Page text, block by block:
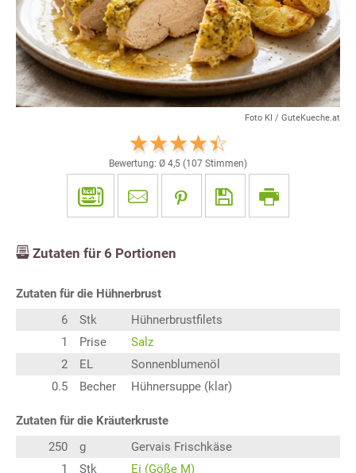
Foto KI / GuteKueche.at
Bewertung: Ø 4,5 (107 Stimmen)
Zutaten für 6 Portionen
Zutaten für die Hühnerbrust
6
Stk
Hühnerbrustfilets
1
Prise
Salz
2
EL
Sonnenblumenöl
0.5
Becher Hühnersuppe (klar)
Zutaten für die Kräuterkruste
250
g
Gervais Frischkäse
1
Stk
Ei (Göße M)